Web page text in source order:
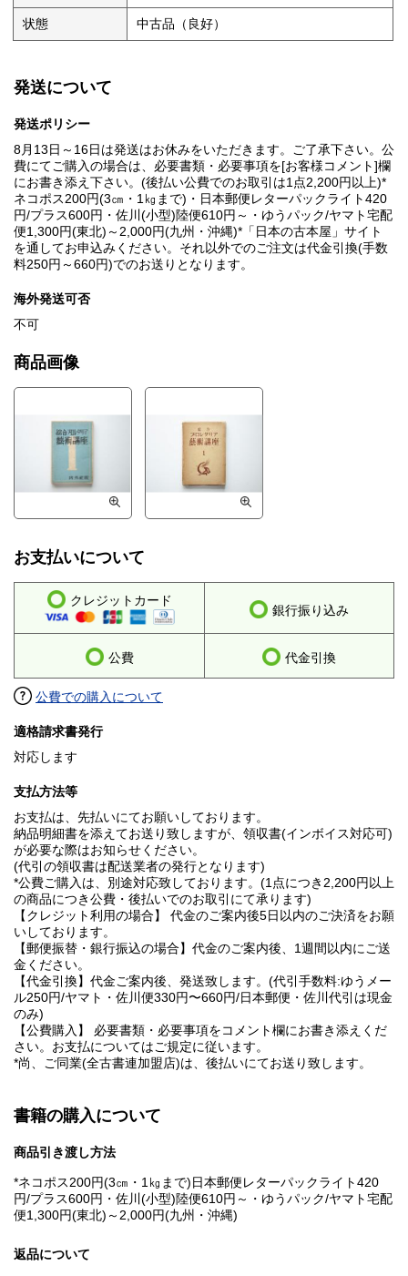
状態 中古品（良好）
発送について
発送ポリシー
8月13日～16日は発送はお休みをいただきます。ご了承下さい。公
費にてご購入の場合は、必要書類・必要事項を[お客様コメント]欄
にお書き添え下さい。(後払い公費でのお取引は1点2,200円以上)*
ネコポス200円(3㎝・1㎏まで)・日本郵便レターパックライト420
円/プラス600円・佐川(小型)陸便610円～・ゆうパック/ヤマト宅配
便1,300円(東北)～2,000円(九州・沖縄)*「日本の古本屋」サイト
を通してお申込みください。それ以外でのご注文は代金引換(手数
料250円～660円)でのお送りとなります。
海外発送可否
不可
商品画像
お支払いについて
クレジットカード
銀行振り込み
公費 代金引換
公費での購入について
適格請求書発行
対応します
支払方法等
お支払は、先払いにてお願いしております。
納品明細書を添えてお送り致しますが、領収書(インボイス対応可)
が必要な際はお知らせください。
(代引の領収書は配送業者の発行となります)
*公費ご購入は、別途対応致しております。(1点につき2,200円以上
の商品につき公費・後払いでのお取引にて承ります)
【クレジット利用の場合】 代金のご案内後5日以内のご決済をお願
いしております。
【郵便振替・銀行振込の場合】代金のご案内後、1週間以内にご送
金ください。
【代金引換】代金ご案内後、発送致します。(代引手数料:ゆうメー
ル250円/ヤマト・佐川便330円〜660円/日本郵便・佐川代引は現金
のみ)
【公費購入】 必要書類・必要事項をコメント欄にお書き添えくだ
さい。お支払についてはご規定に従います。
*尚、ご同業(全古書連加盟店)は、後払いにてお送り致します。
書籍の購入について
商品引き渡し方法
*ネコポス200円(3㎝・1㎏まで)日本郵便レターパックライト420
円/プラス600円・佐川(小型)陸便610円～・ゆうパック/ヤマト宅配
便1,300円(東北)～2,000円(九州・沖縄)
返品について